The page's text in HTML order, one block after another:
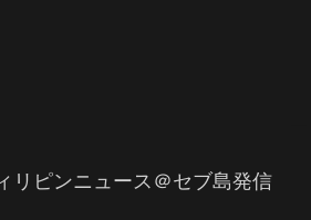
リピンニュース＠セブ島発信